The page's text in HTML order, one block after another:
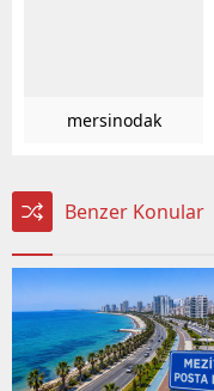
mersinodak
Benzer Konular